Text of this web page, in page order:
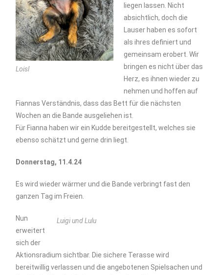
Loisl
liegen lassen. Nicht
absichtlich, doch die
Lauser haben es sofort
als ihres definiert und
gemeinsam erobert. Wir
bringen es nicht über das
Herz, es ihnen wieder zu
nehmen und hoffen auf
Fiannas Verständnis, dass das Bett für die nächsten
Wochen an die Bande ausgeliehen ist.
Für Fianna haben wir ein Kudde bereitgestellt, welches sie
ebenso schätzt und gerne drin liegt.
Donnerstag, 11.4.24
Es wird wieder wärmer und die Bande verbringt fast den
ganzen Tag im Freien.
Luigi und Lulu
Nun
erweitert
sich der
Aktionsradium sichtbar. Die sichere Terasse wird
bereitwillig verlassen und die angebotenen Spielsachen und